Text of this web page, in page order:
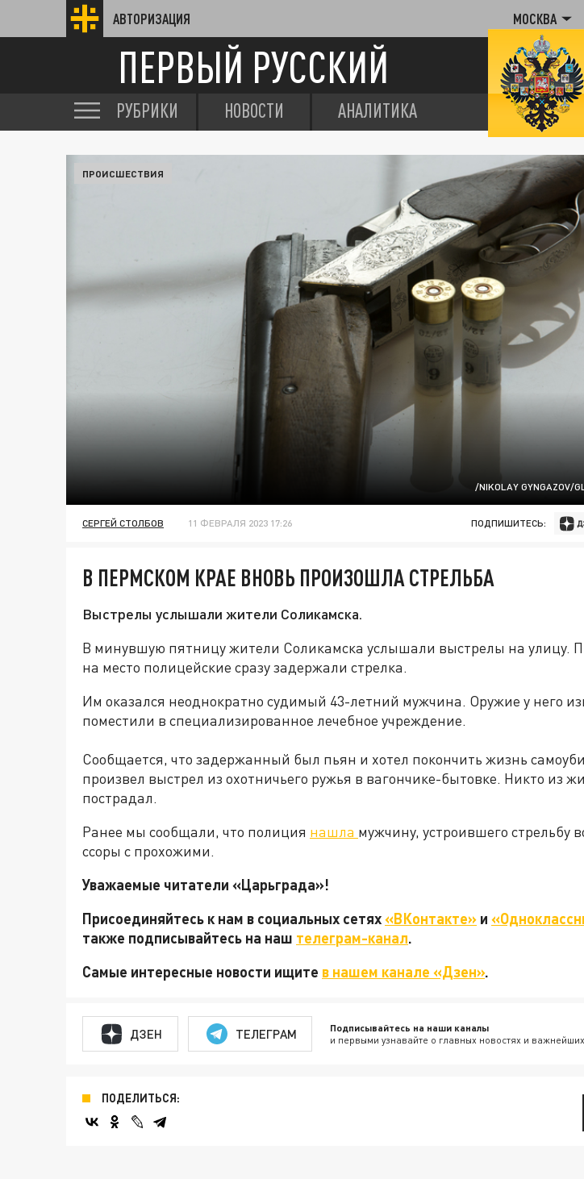
АВТОРИЗАЦИЯ МОСКВА
ПЕРВЫЙ РУССКИЙ
РУБРИКИ НОВОСТИ АНАЛИТИКА
/NIKOLAY GYNGAZOV/
ПРОИСШЕСТВИЯ
СЕРГЕЙ СТОЛБОВ 11 ФЕВРАЛЯ 2023 17:26 ПОДПИШИТЕСЬ:
В ПЕРМСКОМ КРАЕ ВНОВЬ ПРОИЗОШЛА СТРЕЛЬБА
Выстрелы услышали жители Соликамска.
В минувшую пятницу жители Соликамска услышали выстрелы на улицу.
на место полицейские сразу задержали стрелка.
Им оказался неоднократно судимый 43-летний мужчина. Оружие у него
поместили в специализированное лечебное учреждение.
Сообщается, что задержанный был пьян и хотел покончить жизнь
произвел выстрел из охотничьего ружья в вагончике-бытовке. Никто из
пострадал.
Ранее мы сообщали, что полиция нашла мужчину, устроившего стрельбу
ссоры с прохожими.
Уважаемые читатели «Царьграда»!
Присоединяйтесь к нам в социальных сетях«ВКонтакте» и
также подписывайтесь на наш телеграм-канал.
Самые интересные новости ищите в нашем канале «Дзен».
ДЗЕН ТЕЛЕГРАМ Подписывайтесь на наши каналы
и первыми узнавайте о главных новостях и
ПОДЕЛИТЬСЯ: